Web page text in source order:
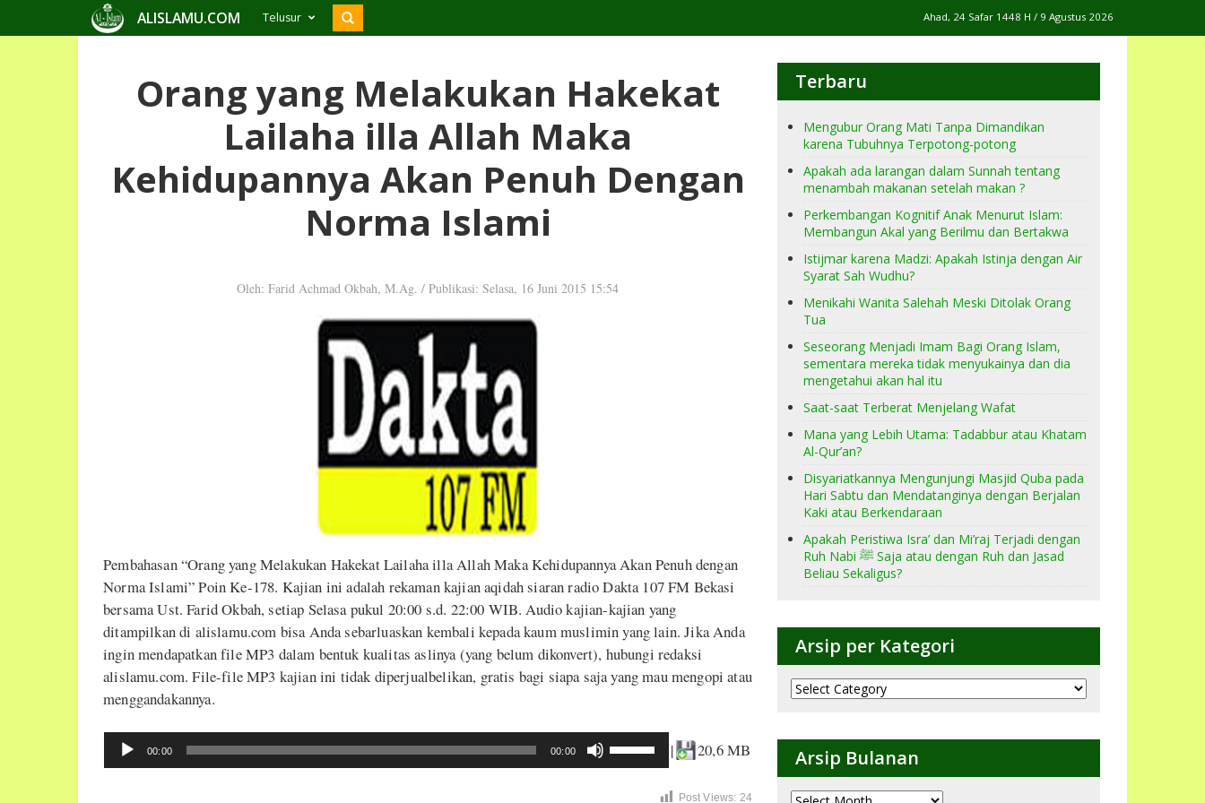
ALISLAMU.COM Telusur Ahad, 24 Safar 1448 H / 9 Agustus 2026
Orang yang Melakukan Hakekat
Lailaha illa Allah Maka
Kehidupannya Akan Penuh Dengan
Norma Islami
Oleh: Farid Achmad Okbah, M.Ag. / Publikasi: Selasa, 16 Juni 2015 15:54
Pembahasan “Orang yang Melakukan Hakekat Lailaha illa Allah Maka Kehidupannya Akan Penuh dengan
Norma Islami” Poin Ke-178. Kajian ini adalah rekaman kajian aqidah siaran radio Dakta 107 FM Bekasi
bersama Ust. Farid Okbah, setiap Selasa pukul 20:00 s.d. 22:00 WIB. Audio kajian-kajian yang
ditampilkan di alislamu.com bisa Anda sebarluaskan kembali kepada kaum muslimin yang lain. Jika Anda
ingin mendapatkan file MP3 dalam bentuk kualitas aslinya (yang belum dikonvert), hubungi redaksi
alislamu.com. File-file MP3 kajian ini tidak diperjualbelikan, gratis bagi siapa saja yang mau mengopi atau
menggandakannya.
Audio
Player
00:00 00:00
Use
Up/Down
| 20,6 MB
Post Views: 24
Terbaru
Mengubur Orang Mati Tanpa Dimandikan
karena Tubuhnya Terpotong-potong
Apakah ada larangan dalam Sunnah tentang
menambah makanan setelah makan ?
Perkembangan Kognitif Anak Menurut Islam:
Membangun Akal yang Berilmu dan Bertakwa
Istijmar karena Madzi: Apakah Istinja dengan Air
Syarat Sah Wudhu?
Menikahi Wanita Salehah Meski Ditolak Orang
Tua
Seseorang Menjadi Imam Bagi Orang Islam,
sementara mereka tidak menyukainya dan dia
mengetahui akan hal itu
Saat-saat Terberat Menjelang Wafat
Mana yang Lebih Utama: Tadabbur atau Khatam
Al-Qur’an?
Disyariatkannya Mengunjungi Masjid Quba pada
Hari Sabtu dan Mendatanginya dengan Berjalan
Kaki atau Berkendaraan
Apakah Peristiwa Isra’ dan Mi’raj Terjadi dengan
Ruh Nabi ﷺ Saja atau dengan Ruh dan Jasad
Beliau Sekaligus?
Arsip per Kategori
Arsip
per
Arsip Bulanan
Arsip